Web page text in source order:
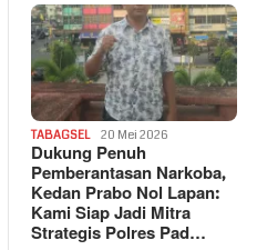
TABAGSEL 20 Mei 2026
Dukung Penuh
Pemberantasan Narkoba,
Kedan Prabo Nol Lapan:
Kami Siap Jadi Mitra
Strategis Polres Pad…